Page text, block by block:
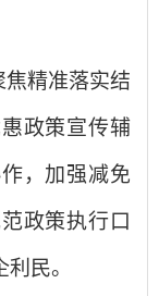
焦精准落实结
政策宣传辅
，加强减免
政策执行口
民。